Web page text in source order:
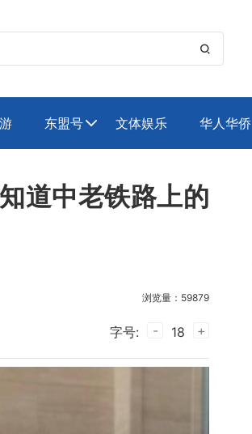

东盟号 文体娱乐 华人华侨
道中老铁路上的
浏览量：59879
字号: - 18 +